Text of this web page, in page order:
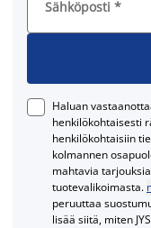
Sähköposti *
Haluan
henkilökohtaisesti
henkilökohtaisiin
kolmannen
mahtavia
tuotevalikoimasta.
peruuttaa
lisää siitä, miten